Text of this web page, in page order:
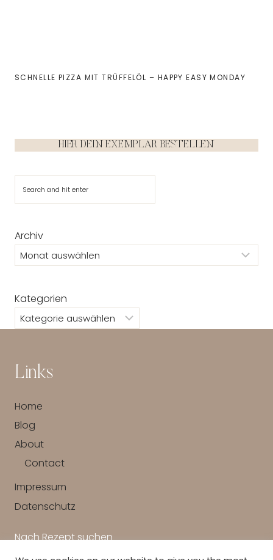
SCHNELLE PIZZA MIT TRÜFFELÖL – HAPPY EASY MONDAY
HIER DEIN EXEMPLAR BESTELLEN
Archiv
Kategorien
Links
Home
Blog
About
Contact
Impressum
Datenschutz
Nach Rezept suchen